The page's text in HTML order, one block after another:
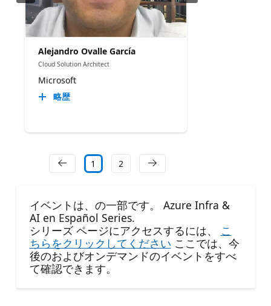
Alejandro Ovalle García
Cloud Solution Architect
Microsoft
略歴
1 2
イベントは、の一部です。 Azure Infra &
AI en Español Series.
シリーズ ページにアクセスするには、
こ
ちらをクリックしてください ここでは、今
後のおよびオンデマンドのイベントをすべ
て確認できます。